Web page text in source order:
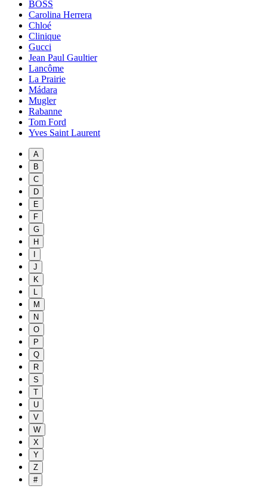
BOSS
Carolina Herrera
Chloé
Clinique
Gucci
Jean Paul Gaultier
Lancôme
La Prairie
Mádara
Mugler
Rabanne
Tom Ford
Yves Saint Laurent
A
B
C
D
E
F
G
H
J
K
L
M
N
O
P
Q
R
S
T
U
V
W
X
Y
Z
#